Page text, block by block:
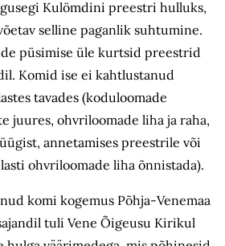
Kulömdini preestri hulluks,
selline paganlik suhtumine.
püsimise üle kurtsid preestrid
Komid ise ei kahtlustanud
tavades (koduloomade
juures, ohvriloomade liha ja raha,
annetamises preestrile või
ohvriloomade liha õnnistada).
komi kogemus Põhja-Venemaa
tuli Vene Õigeusu Kirikul